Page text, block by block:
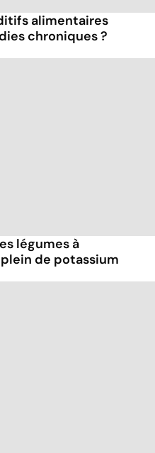
alimentaires
chroniques ?
légumes à
de potassium